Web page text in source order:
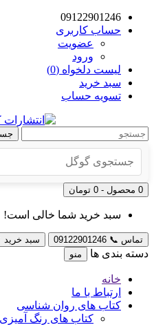
09122901246
حساب کاربری
عضویت
ورود
لیست دلخواه (0)
سبد خرید
تسویه حساب
0 محصول - 0 تومان
سبد خرید شما خالی است!
تماس 📞
09122901246 سبد خرید
دسته بندی ها منو
خانه
ارتباط با ما
کتاب های روان شناسی
کتاب های رنگ